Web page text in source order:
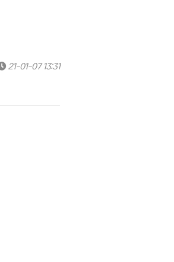
21-01-07 13:31